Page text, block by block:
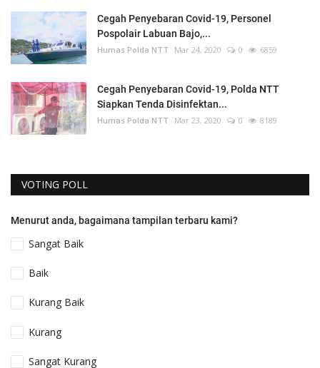
Cegah Penyebaran Covid-19, Personel
Pospolair Labuan Bajo,...
Humas Polda NTT Mar 24, 2020 0 6859
Cegah Penyebaran Covid-19, Polda NTT
Siapkan Tenda Disinfektan...
Humas Polda NTT Mar 23, 2020 0 8189
VOTING POLL
Menurut anda, bagaimana tampilan terbaru kami?
Sangat Baik
Baik
Kurang Baik
Kurang
Sangat Kurang